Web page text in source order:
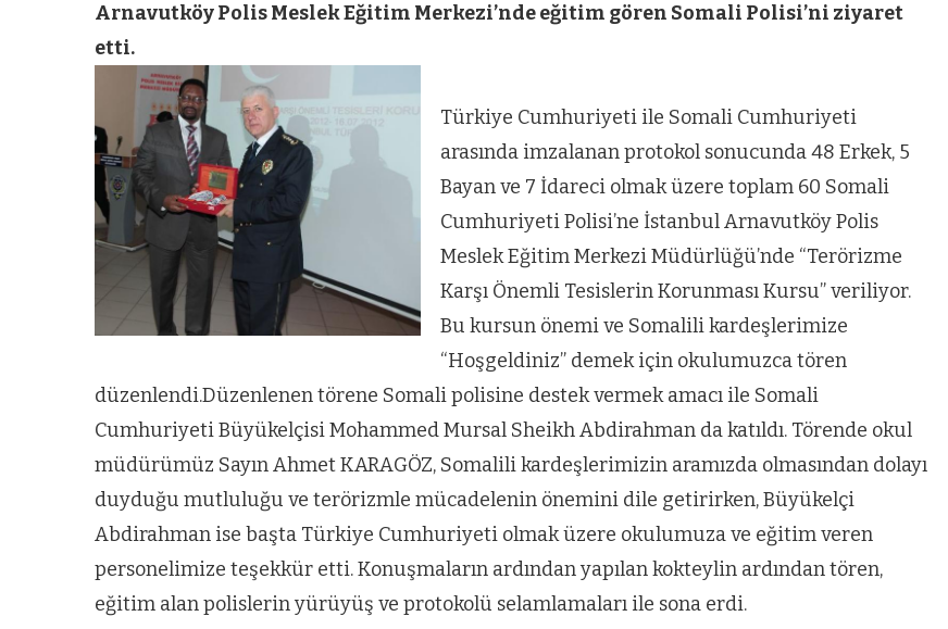
Arnavutköy Polis Meslek Eğitim Merkezi’nde eğitim gören Somali Polisi’ni ziyaret
etti.
Türkiye Cumhuriyeti ile Somali Cumhuriyeti
arasında imzalanan protokol sonucunda 48 Erkek, 5
Bayan ve 7 İdareci olmak üzere toplam 60 Somali
Cumhuriyeti Polisi’ne İstanbul Arnavutköy Polis
Meslek Eğitim Merkezi Müdürlüğü’nde “Terörizme
Karşı Önemli Tesislerin Korunması Kursu” veriliyor.
Bu kursun önemi ve Somalili kardeşlerimize
“Hoşgeldiniz” demek için okulumuzca tören
düzenlendi.Düzenlenen törene Somali polisine destek vermek amacı ile Somali
Cumhuriyeti Büyükelçisi Mohammed Mursal Sheikh Abdirahman da katıldı. Törende okul
müdürümüz Sayın Ahmet KARAGÖZ, Somalili kardeşlerimizin aramızda olmasından dolayı
duyduğu mutluluğu ve terörizmle mücadelenin önemini dile getirirken, Büyükelçi
Abdirahman ise başta Türkiye Cumhuriyeti olmak üzere okulumuza ve eğitim veren
personelimize teşekkür etti. Konuşmaların ardından yapılan kokteylin ardından tören,
eğitim alan polislerin yürüyüş ve protokolü selamlamaları ile sona erdi.